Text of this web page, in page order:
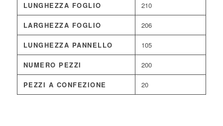
LUNGHEZZA FOGLIO 210
LARGHEZZA FOGLIO 206
LUNGHEZZA PANNELLO 105
NUMERO PEZZI 200
PEZZI A CONFEZIONE 20